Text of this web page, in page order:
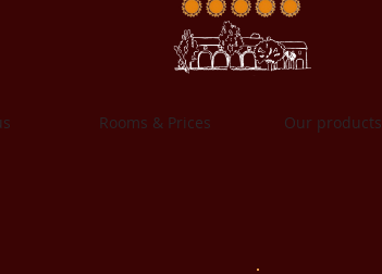
Rooms & Prices Our products